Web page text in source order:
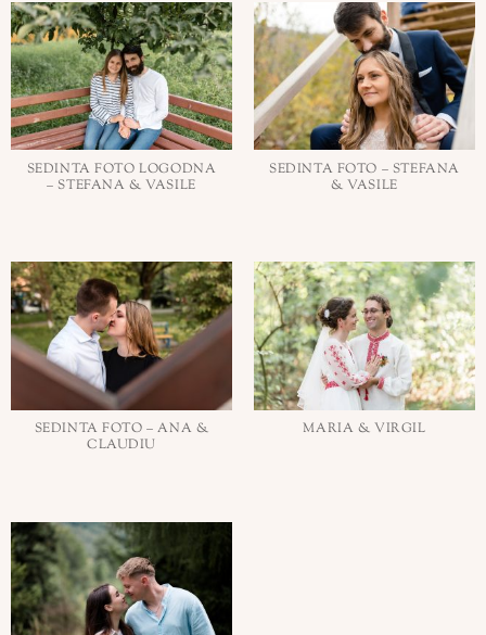
SEDINTA FOTO LOGODNA
– STEFANA & VASILE
SEDINTA FOTO – STEFANA
& VASILE
SEDINTA FOTO – ANA &
CLAUDIU
MARIA & VIRGIL